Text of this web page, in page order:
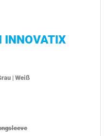
INNOVATIX
| Weiß